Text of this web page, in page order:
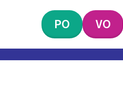
PO VO